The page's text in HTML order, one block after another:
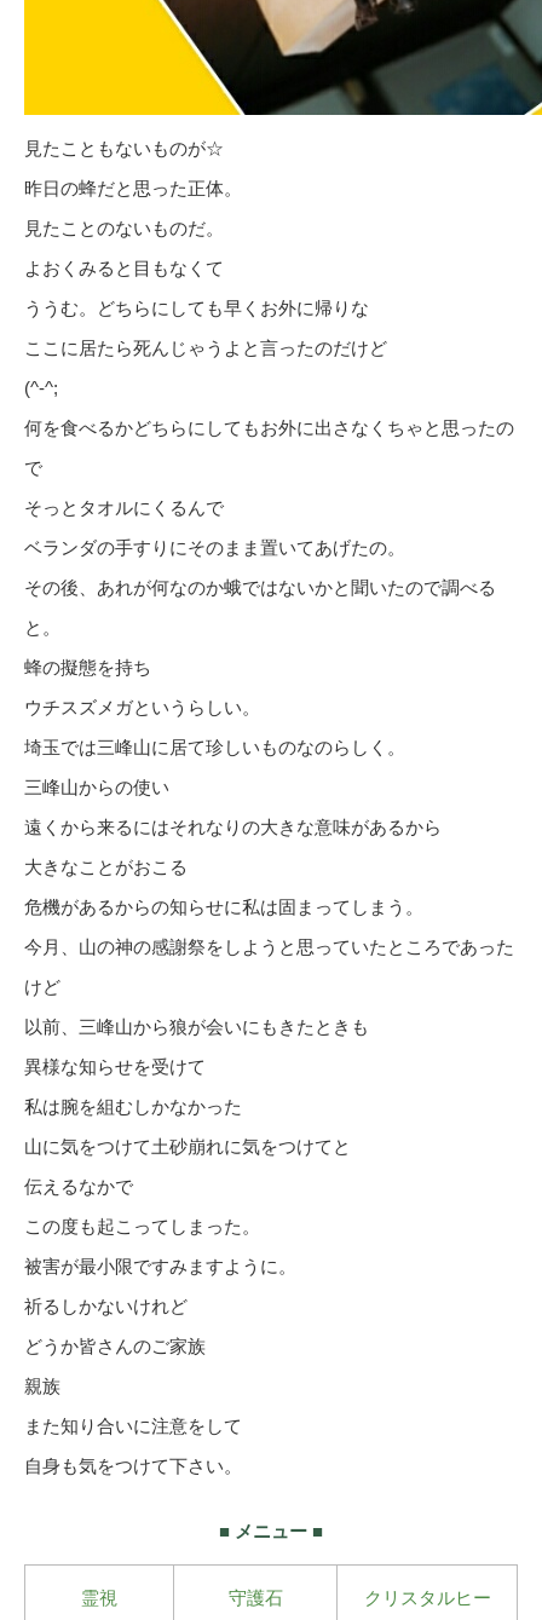
見たこともないものが☆
昨日の蜂だと思った正体。
見たことのないものだ。
よおくみると目もなくて
ううむ。どちらにしても早くお外に帰りな
ここに居たら死んじゃうよと言ったのだけど
(^-^;
何を食べるかどちらにしてもお外に出さなくちゃと思ったの
で
そっとタオルにくるんで
ベランダの手すりにそのまま置いてあげたの。
その後、あれが何なのか蛾ではないかと聞いたので調べる
と。
蜂の擬態を持ち
ウチスズメガというらしい。
埼玉では三峰山に居て珍しいものなのらしく。
三峰山からの使い
遠くから来るにはそれなりの大きな意味があるから
大きなことがおこる
危機があるからの知らせに私は固まってしまう。
今月、山の神の感謝祭をしようと思っていたところであった
けど
以前、三峰山から狼が会いにもきたときも
異様な知らせを受けて
私は腕を組むしかなかった
山に気をつけて土砂崩れに気をつけてと
伝えるなかで
この度も起こってしまった。
被害が最小限ですみますように。
祈るしかないけれど
どうか皆さんのご家族
親族
また知り合いに注意をして
自身も気をつけて下さい。
■ メニュー ■
霊視 守護石 クリスタルヒー